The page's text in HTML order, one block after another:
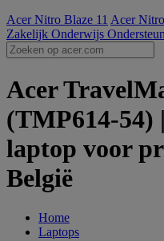
Acer Nitro Blaze 11 Acer
Zakelijk Onderwijs
Acer
(TMP614-
laptop voor
België
Home
Laptops